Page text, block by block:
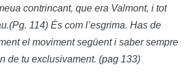
contrincant, que era Valmont, i tot
114) És com l’esgrima. Has de
el moviment següent i saber sempre
de tu exclusivament. (pag 133)